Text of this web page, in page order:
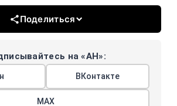
Поделиться
на «АН»:
ВКонтакте
МАХ